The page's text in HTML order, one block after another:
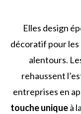
Elles design
décoratif pour
alentours.
rehaussent
entreprises en
touche uniqueà